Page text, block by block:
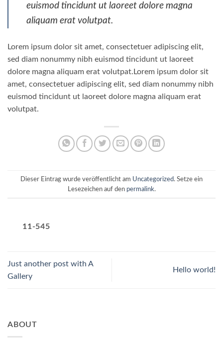
euismod tincidunt ut laoreet dolore magna
aliquam erat volutpat.
Lorem ipsum dolor sit amet, consectetuer adipiscing elit,
sed diam nonummy nibh euismod tincidunt ut laoreet
dolore magna aliquam erat volutpat.Lorem ipsum dolor sit
amet, consectetuer adipiscing elit, sed diam nonummy nibh
euismod tincidunt ut laoreet dolore magna aliquam erat
volutpat.
Dieser Eintrag wurde veröffentlicht am Uncategorized. Setze ein
Lesezeichen auf den permalink.
11-545
Just another post with A
Gallery
Hello world!
ABOUT